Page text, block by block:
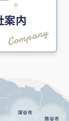
案内
Company